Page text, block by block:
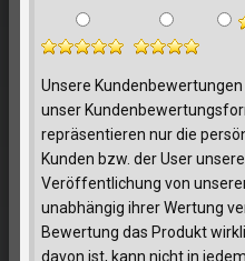
Unsere
unser
repräsentieren nur die
Kunden bzw. der User
Veröffentlichung von
unabhängig ihrer Wertung
Bewertung das Produkt
davon ist, kann nicht in